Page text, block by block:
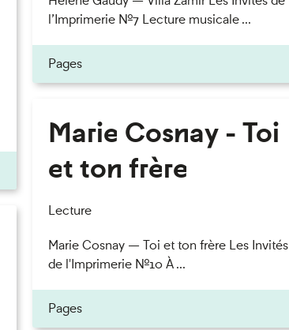
l’Imprimerie n°7 Lecture musicale ...
Pages
Marie Cosnay - Toi
et ton frère
Lecture
Marie Cosnay — Toi et ton frère Les Invités
de l'Imprimerie n°10 À ...
Pages
des cookies